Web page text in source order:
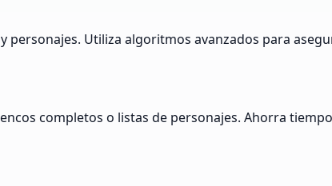
personajes. Utiliza algoritmos avanzados para
completos o listas de personajes. Ahorra